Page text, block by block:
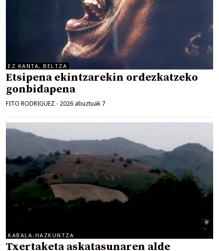
EZ KANTA, BELTZA
Etsipena ekintzarekin ordezkatzeko
gonbidapena
FITO RODRIGUEZ - 2026 abuztuak 7
KABALA-HAZKUNTZA
Txertaketa askatasunaren alde